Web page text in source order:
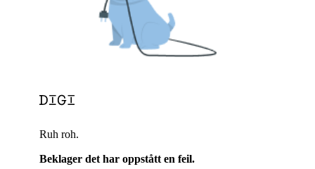
Ruh roh.
Beklager det har oppstått en feil.